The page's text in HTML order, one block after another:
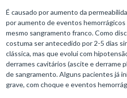
É causado por aumento da
por aumento de eventos hemorrágicos
mesmo sangramento franco. Como
costuma ser antecedido por 2-5 dias
clássica, mas que evolui com
derrames cavitários (ascite e derrame
de sangramento. Alguns pacientes já
grave, com choque e eventos